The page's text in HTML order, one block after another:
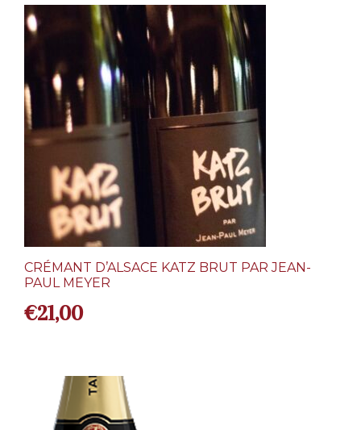
CRÉMANT D’ALSACE KATZ BRUT PAR JEAN-
PAUL MEYER
€21,00